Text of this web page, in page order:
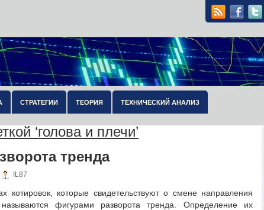
СТРАТЕГИИ ТЕОРИЯ ТЕХНИЧЕСКИЙ АНАЛИЗ
‘голова и плечи’
тренда
IL87
котировок, которые свидетельствуют о смене направления
фигурами разворота тренда. Определение их